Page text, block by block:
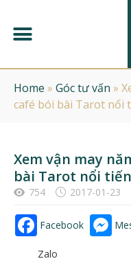
Home » Góc tư vấn »
café bói bài Tarot nổi
Xem vận may
bài Tarot nổi
754 2017-01-23
Facebook
Zalo